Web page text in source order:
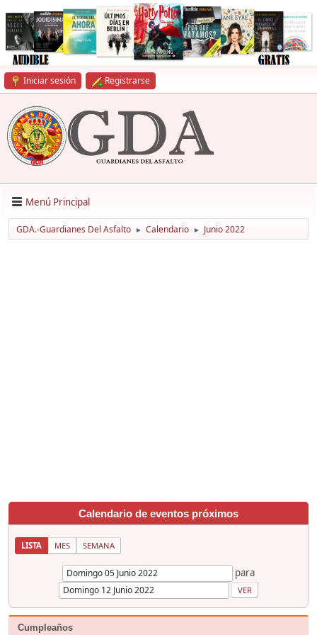
Iniciar sesión Registrarse
Menú Principal
GDA.-Guardianes Del Asfalto ► Calendario ► Junio 2022
Calendario de eventos próximos
LISTA MES SEMANA
para
Cumpleaños